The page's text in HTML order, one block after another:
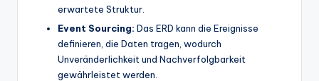
erwartete Struktur.
Event Sourcing: Das ERD kann die Ereignisse
definieren, die Daten tragen, wodurch
Unveränderlichkeit und Nachverfolgbarkeit
gewährleistet werden.